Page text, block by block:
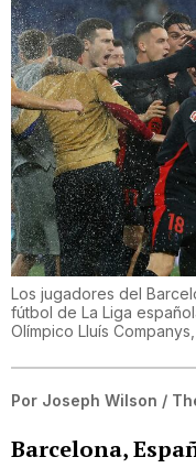
Los jugadores del
fútbol de La Liga
Olímpico Lluís
Por Joseph Wilson /
Barcelona,